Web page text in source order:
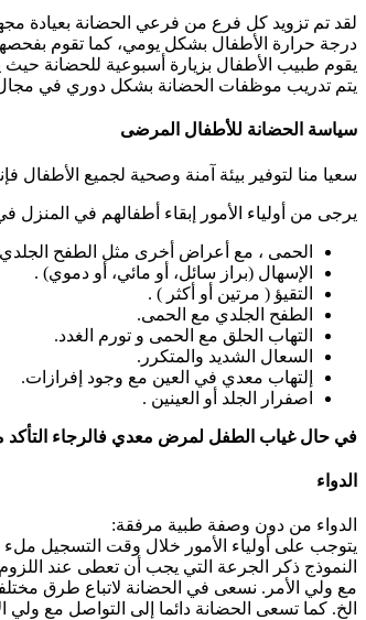
لقد تم تزويد كل فرع من فرعي الحضانة بعيادة
درجة حرارة الأطفال بشكل يومي، كما تقوم
يقوم طبيب الأطفال بزيارة أسبوعية للحضانة
يتم تدريب موظفات الحضانة بشكل دوري في مجال
سياسة الحضانة للأطفال المرضى
سعيا منا لتوفير بيئة آمنة وصحية لجميع
يرجى من أولياء الأمور إبقاء أطفالهم في
الحمى ، مع أعراض أخرى مثل الطفح الجلدي،
الإسهال (براز سائل، أو مائي، أو دموي) .
التقيؤ ( مرتين أو أكثر ) .
الطفح الجلدي مع الحمى.
التهاب الحلق مع الحمى و تورم الغدد.
السعال الشديد والمتكرر.
إلتهاب معدي في العين مع وجود إفرازات.
اصفرار الجلد أو العينين .
في حال غياب الطفل لمرض معدي فالرجاء التأكد
الدواء
الدواء من دون وصفة طبية مرفقة:
يتوجب على أولياء الأمور خلال وقت التسجيل
النموذج ذكر الجرعة التي يجب أن تعطى عند
مع ولي الأمر. نسعى في الحضانة لاتباع طرق
الخ. كما تسعى الحضانة دائما إلى التواصل مع